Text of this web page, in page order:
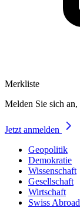
Merkliste
Melden Sie sich
Jetzt anmelden
Geopolitik
Demokratie
Wissenschaft
Gesellschaft
Wirtschaft
Swiss Abroad